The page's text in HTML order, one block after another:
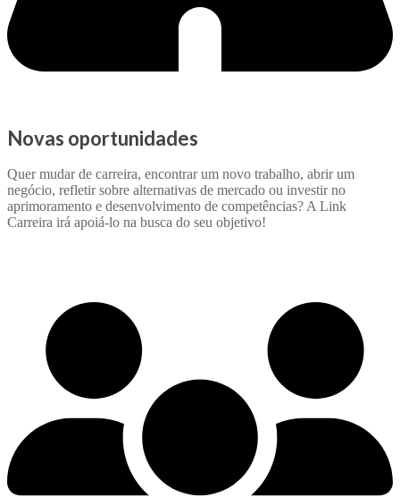
Novas oportunidades
Quer mudar de carreira, encontrar um novo trabalho, abrir um
negócio, refletir sobre alternativas de mercado ou investir no
aprimoramento e desenvolvimento de competências? A Link
Carreira irá apoiá-lo na busca do seu objetivo!